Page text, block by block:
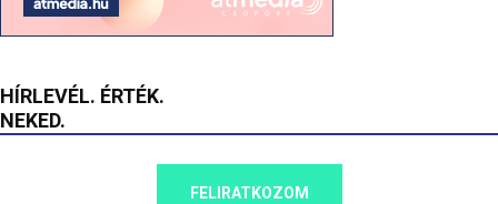
HÍRLEVÉL. ÉRTÉK.
NEKED.
FELIRATKOZOM